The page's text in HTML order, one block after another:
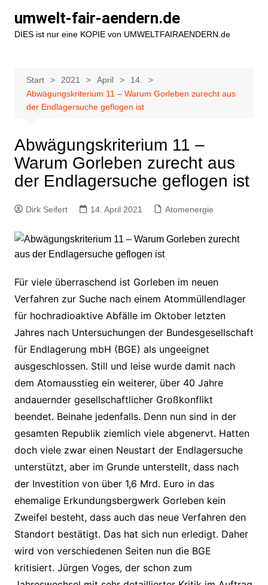
Inhalt
springen
umwelt-fair-aendern.de
DIES ist nur eine KOPIE von UMWELTFAIRAENDERN.de
Start 2021 April
14.
Abwägungskriterium 11 – Warum Gorleben zurecht aus
der Endlagersuche geflogen ist
Abwägungskriterium 11 –
Warum Gorleben zurecht aus
der Endlagersuche geflogen ist
Dirk Seifert 14. April 2021 Atomenergie
Für viele überraschend ist Gorleben im neuen
Verfahren zur Suche nach einem Atommüllendlager
für hochradioaktive Abfälle im Oktober letzten
Jahres nach Untersuchungen der Bundesgesellschaft
für Endlagerung mbH (BGE) als ungeeignet
ausgeschlossen. Still und leise wurde damit nach
dem Atomausstieg ein weiterer, über 40 Jahre
andauernder gesellschaftlicher Großkonflikt
beendet. Beinahe jedenfalls. Denn nun sind in der
gesamten Republik ziemlich viele abgenervt. Hatten
doch viele zwar einen Neustart der Endlagersuche
unterstützt, aber im Grunde unterstellt, dass nach
der Investition von über 1,6 Mrd. Euro in das
ehemalige Erkundungsbergwerk Gorleben kein
Zweifel besteht, dass auch das neue Verfahren den
Standort bestätigt. Das hat sich nun erledigt. Daher
wird von verschiedenen Seiten nun die BGE
kritisiert. Jürgen Voges, der schon zum